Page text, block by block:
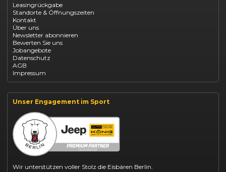
Opel Astra leasen
Opel Mokka kaufen
Opel Grandland finanzieren
Opel Vivaro Gewerbeleasing
Fiat 500 finanzieren
Fiat Panda leasen
Dacia Duster finanzieren
Dacia Sandero kaufen
Dacia Jogger leasen
Jeep Compass leasen
Jeep Renegade finanzieren
Suzuki Swift finanzieren
BYD Dolphin finanzieren
Kia Ceed finanzieren
Kia Sportage leasen
Mazda CX-30 finanzieren
Citroën C3 leasen
Leasingrückgabe
Standorte & Öffnungszeiten
Kontakt
Über uns
Newsletter abonnieren
Bewerten Sie uns
Jobangebote
Datenschutz
AGB
Impressum
Unser Engagement im Sport
Wir unterstützen voller Stolz die Eisbären Berlin.